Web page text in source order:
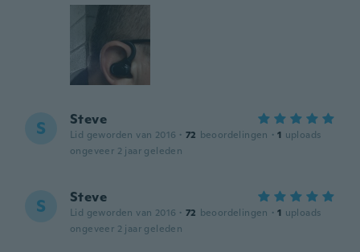
S Steve
Lid geworden van 2016 · 72 beoordelingen · 1 uploads
ongeveer 2 jaar geleden
S Steve
Lid geworden van 2016 · 72 beoordelingen · 1 uploads
ongeveer 2 jaar geleden